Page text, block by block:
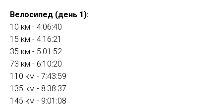
Велосипед (день 1):
10 км - 4:06:40
15 км - 4:16:21
35 км - 5:01:52
73 км - 6:10:20
110 км - 7:43:59
135 км - 8:38:37
145 км - 9:01:08